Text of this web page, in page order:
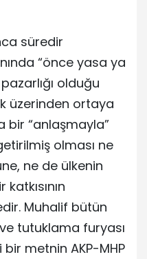
süredir
“önce yasa ya
olduğu
üzerinden ortaya
bir “anlaşmayla”
olması ne
ne de ülkenin
Muhalif bütün
tutuklama furyası
metnin AKP-MHP